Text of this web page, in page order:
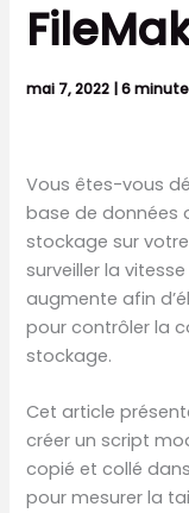
mai 7, 2022 |6
Vous êtes-vous
base de données
stockage sur
surveiller la
augmente afin
pour contrôler la
stockage.
Cet article
créer un script
copié et collé
pour mesurer la